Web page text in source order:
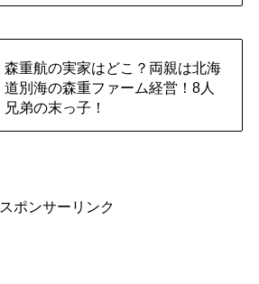
森重航の実家はどこ？両親は北海
道別海の森重ファーム経営！8人
兄弟の末っ子！
スポンサーリンク